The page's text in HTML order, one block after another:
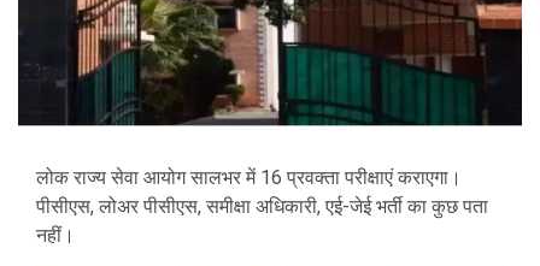
लोक राज्य सेवा आयोग सालभर में 16 प्रवक्ता परीक्षाएं कराएगा।
पीसीएस, लोअर पीसीएस, समीक्षा अधिकारी, एई-जेई भर्ती का कुछ पता
नहीं।